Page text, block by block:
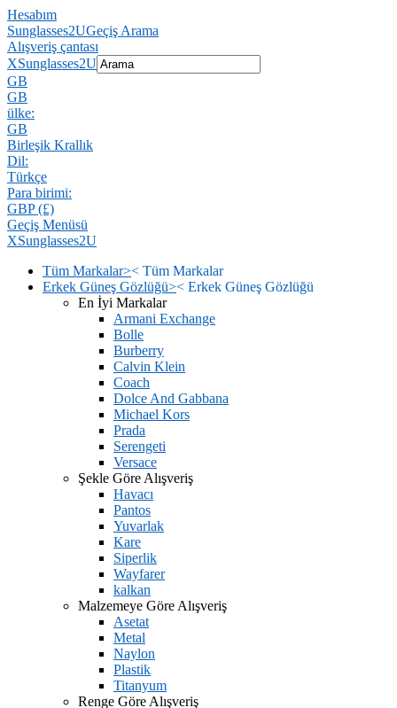
Hesabım
Sunglasses2UGeçiş Arama
Alışveriş çantası
XSunglasses2U
GB
GB
ülke:
GB
Birleşik Krallık
Dil:
Türkçe
Para birimi:
GBP (£)
Geçiş Menüsü
XSunglasses2U
Tüm Markalar>< Tüm Markalar
Erkek Güneş Gözlüğü>< Erkek Güneş Gözlüğü
En İyi Markalar
Armani Exchange
Bolle
Burberry
Calvin Klein
Coach
Dolce And Gabbana
Michael Kors
Prada
Serengeti
Versace
Şekle Göre Alışveriş
Havacı
Pantos
Yuvarlak
Kare
Siperlik
Wayfarer
kalkan
Malzemeye Göre Alışveriş
Asetat
Metal
Naylon
Plastik
Titanyum
Renge Göre Alışveriş